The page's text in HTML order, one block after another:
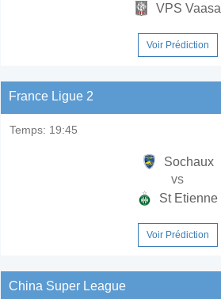
VPS Vaasa
Voir Prédiction
France Ligue 2
Temps: 19:45
Sochaux
vs
St Etienne
Voir Prédiction
China Super League